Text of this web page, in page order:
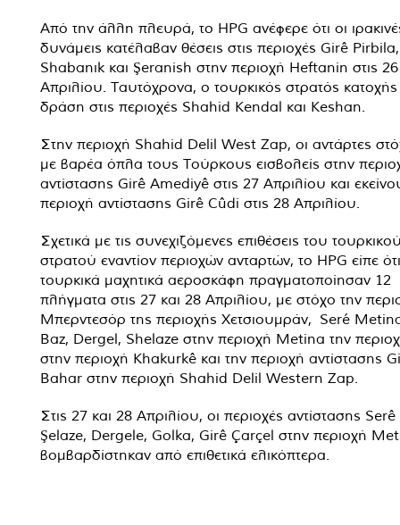
Από την άλλη πλευρά, το HPG ανέφερε ότι οι
δυνάμεις κατέλαβαν θέσεις στις περιοχές Girê
Shabanık και Şeranish στην περιοχή Heftanin στις 26
Απριλίου. Ταυτόχρονα, ο τουρκικός στρατός κατοχής
δράση στις περιοχές Shahid Kendal και Keshan.
Στην περιοχή Shahid Delil West Zap, οι αντάρτες
με βαρέα όπλα τους Τούρκους εισβολείς στην
αντίστασης Girê Amediyê στις 27 Απριλίου και
περιοχή αντίστασης Girê Cûdi στις 28 Απριλίου.
Σχετικά με τις συνεχιζόμενες επιθέσεις του
στρατού εναντίον περιοχών ανταρτών, το HPG είπε ότι
τουρκικά μαχητικά αεροσκάφη πραγματοποίησαν 12
πλήγματα στις 27 και 28 Απριλίου, με στόχο την
Μπερντεσόρ της περιοχής Χετσιουμράν, Seré
Baz, Dergel, Shelaze στην περιοχή Metina την
στην περιοχή Khakurkê και την περιοχή αντίστασης
Bahar στην περιοχή Shahid Delil Western Zap.
Στις 27 και 28 Απριλίου, οι περιοχές αντίστασης
Şelaze, Dergele, Golka, Girê Çarçel στην περιοχή
βομβαρδίστηκαν από επιθετικά ελικόπτερα.